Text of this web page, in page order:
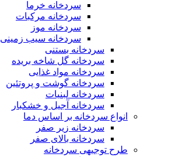
سردخانه خرما
سردخانه مرکبات
سردخانه موز
سردخانه سیب زمینی
سردخانه بستنی
سردخانه گل شاخه بریده
سردخانه مواد غذایی
سردخانه گوشت و پروتئین
سردخانه لبنیات
سردخانه آجیل و خشکبار
انواع سردخانه بر اساس دما
سردخانه زیر صفر
سردخانه بالای صفر
طرح توجیهی سردخانه